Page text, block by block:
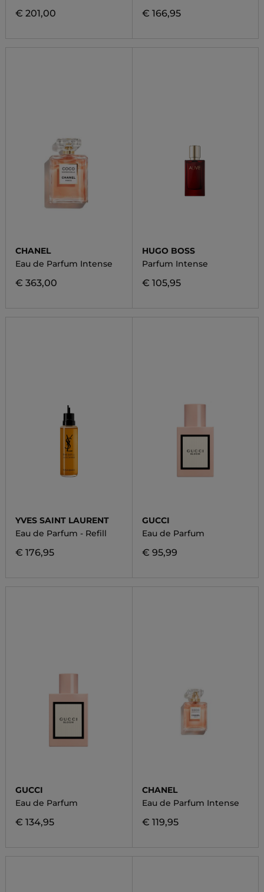
€ 201,00 € 166,95
CHANEL
Eau de Parfum Intense
€ 363,00
HUGO BOSS
Parfum Intense
€ 105,95
YVES SAINT LAURENT
Eau de Parfum - Refill
€ 176,95
GUCCI
Eau de Parfum
€ 95,99
GUCCI
Eau de Parfum
€ 134,95
CHANEL
Eau de Parfum Intense
€ 119,95